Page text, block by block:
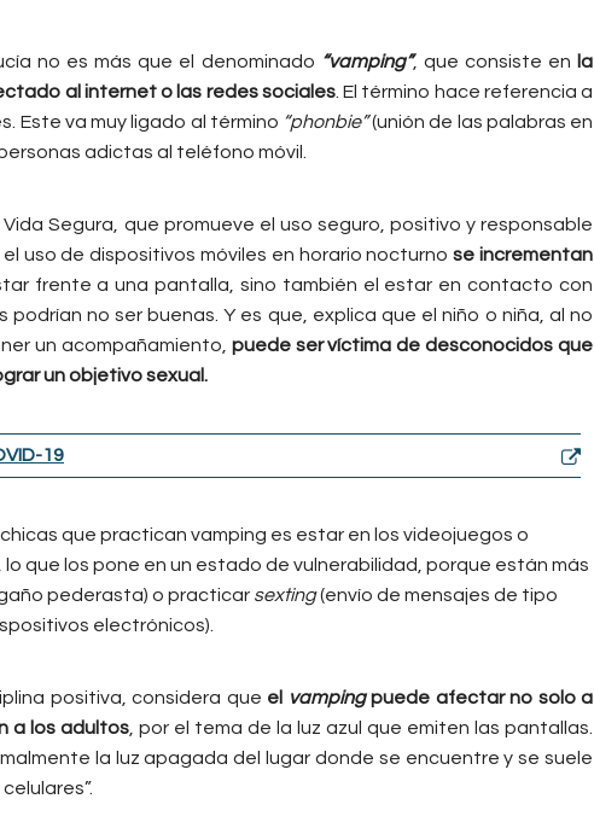
no es más que el denominado “vamping”, que consiste en la
al internet o las redes sociales. El término hace referencia a
Este va muy ligado al término “phonbie”(unión de las palabras en
adictas al teléfono móvil.
Segura, que promueve el uso seguro, positivo y responsable
uso de dispositivos móviles en horario nocturnose incrementan
frente a una pantalla, sino también el estar en contacto con
no ser buenas. Y es que, explica que el niño o niña, al no
un acompañamiento, puede ser víctima de desconocidos que
un objetivo sexual.
19
que practican vamping es estar en los videojuegos o
que los pone en un estado de vulnerabilidad, porque están más
pederasta) o practicar sexting(envío de mensajes de tipo
electrónicos).
positiva, considera que el vampingpuede afectar no solo a
a los adultos , por el tema de la luz azul que emiten las pantallas.
la luz apagada del lugar donde se encuentre y se suele